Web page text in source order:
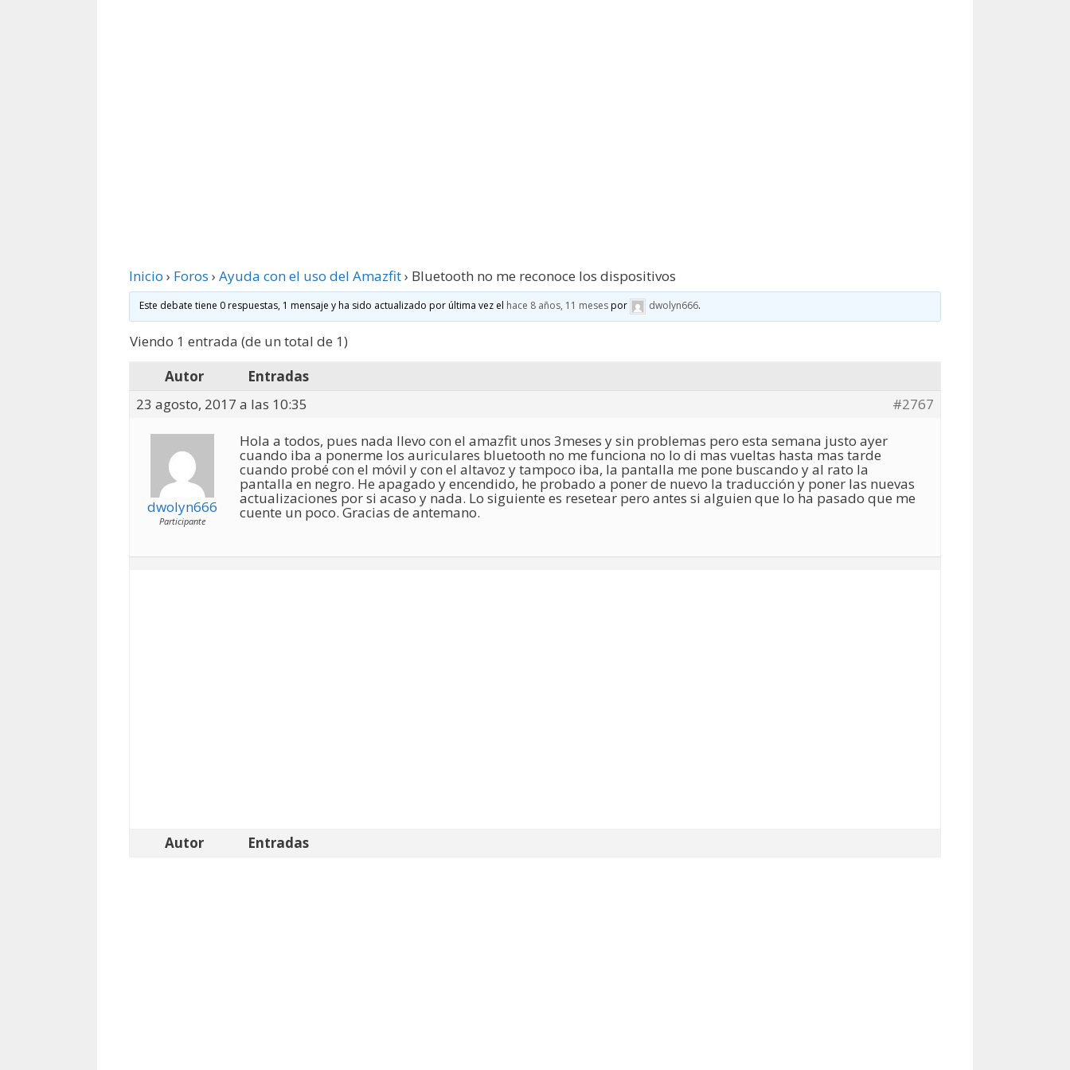
Inicio › Foros › Ayuda con el uso del Amazfit› Bluetooth no me reconoce los dispositivos
Este debate tiene 0 respuestas, 1 mensaje y ha sido actualizado por última vez el hace 8 años, 11 mesespor dwolyn666.
Viendo 1 entrada (de un total de 1)
Autor
Entradas
23 agosto, 2017 a las 10:35
#2767
dwolyn666
Participante
Hola a todos, pues nada llevo con el amazfit unos 3meses y sin problemas pero esta semana justo ayer
cuando iba a ponerme los auriculares bluetooth no me funciona no lo di mas vueltas hasta mas tarde
cuando probé con el móvil y con el altavoz y tampoco iba, la pantalla me pone buscando y al rato la
pantalla en negro. He apagado y encendido, he probado a poner de nuevo la traducción y poner las nuevas
actualizaciones por si acaso y nada. Lo siguiente es resetear pero antes si alguien que lo ha pasado que me
cuente un poco. Gracias de antemano.
Autor Entradas